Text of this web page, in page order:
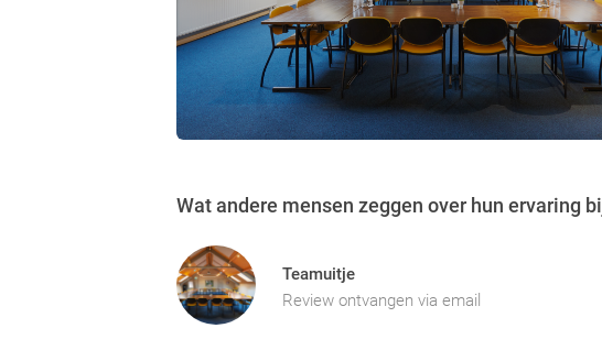
Wat andere mensen zeggen over hun ervaring
Teamuitje
Review ontvangen via email